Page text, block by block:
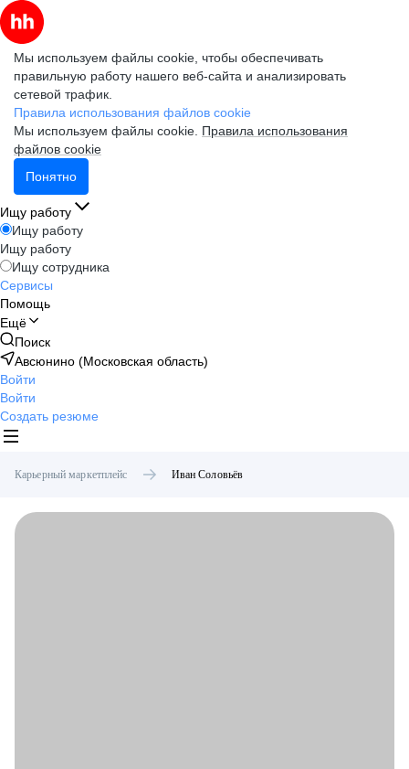
Мы используем файлы cookie, чтобы обеспечивать
правильную работу нашего веб-сайта и анализировать
сетевой трафик.
Правила использования файлов cookie
Мы используем файлы cookie. Правила использования
файлов cookie
Понятно
Ищу работу
Ищу работу
Ищу работу
Ищу сотрудника
Сервисы
Помощь
Ещё
Поиск
Авсюнино (Московская область)
Войти
Войти
Создать резюме
Карьерный маркетплейс Иван Соловьёв